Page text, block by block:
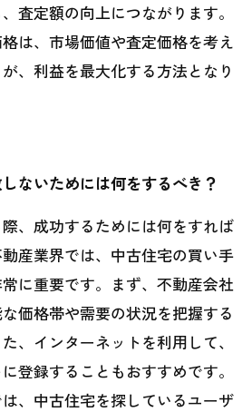
査定額の向上につながります。
は、市場価値や査定価格を考え
、利益を最大化する方法となり
ないためには何をするべき？
、成功するためには何をすれば
産業界では、中古住宅の買い手
に重要です。まず、不動産会社
価格帯や需要の状況を把握する
、インターネットを利用して、
登録することもおすすめです。
、中古住宅を探しているユーザ